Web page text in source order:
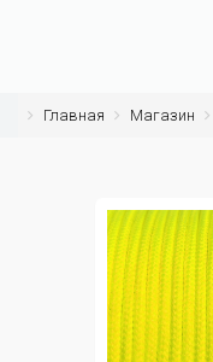
Главная Магазин